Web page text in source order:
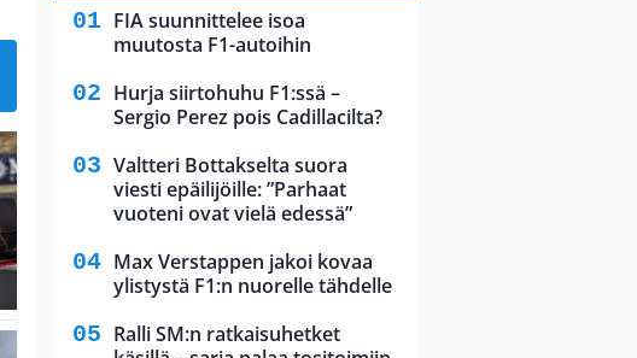
FIA suunnittelee isoa
muutosta F1-autoihin
Hurja siirtohuhu F1:ssä –
Sergio Perez pois Cadillacilta?
Valtteri Bottakselta suora
viesti epäilijöille: ”Parhaat
vuoteni ovat vielä edessä”
Max Verstappen jakoi kovaa
ylistystä F1:n nuorelle tähdelle
Ralli SM:n ratkaisuhetket